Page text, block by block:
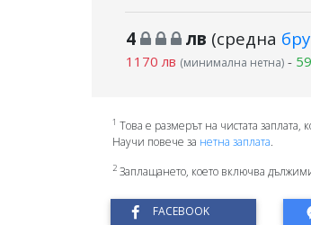
4 лв (средна
1170 лв (минимална нетна)-
1 Това е размерът на чистата заплата,
Научи повече за нетна заплата.
2Заплащането, което включва